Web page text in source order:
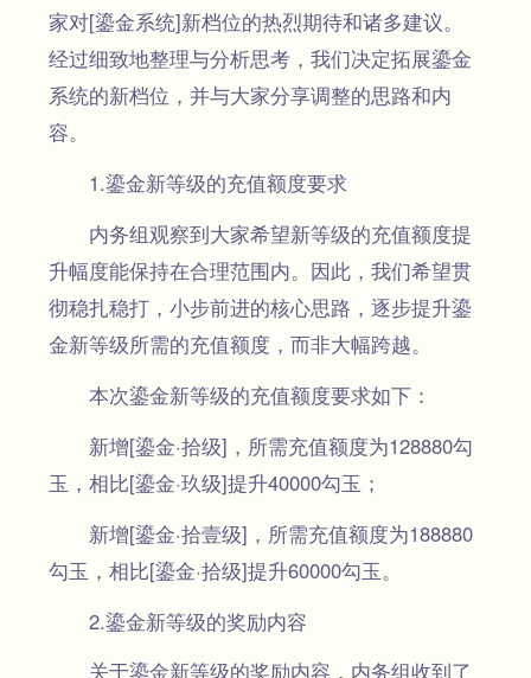
家对[鎏金系统]新档位的热烈期待和诸多建议。
经过细致地整理与分析思考，我们决定拓展鎏金
系统的新档位，并与大家分享调整的思路和内
容。
1.鎏金新等级的充值额度要求
内务组观察到大家希望新等级的充值额度提
升幅度能保持在合理范围内。因此，我们希望贯
彻稳扎稳打，小步前进的核心思路，逐步提升鎏
金新等级所需的充值额度，而非大幅跨越。
本次鎏金新等级的充值额度要求如下：
新增[鎏金·拾级]，所需充值额度为128880勾
玉，相比[鎏金·玖级]提升40000勾玉；
新增[鎏金·拾壹级]，所需充值额度为188880
勾玉，相比[鎏金·拾级]提升60000勾玉。
2.鎏金新等级的奖励内容
关于鎏金新等级的奖励内容，内务组收到了